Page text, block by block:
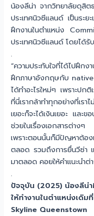
น้องลีน่า จากวิทยาลัยดุสิต
ประเทศนิวซีแลนด์ เป็นระ
ฝึกงานในตำแหน่ง
ประเทศนิวซีแลนด์ โดยได้
.
“ความประทับใจที่ได้ไปฝึ
ฝึกภาษาอังกฤษกับ native
ได้ทำอะไรใหม่ๆ เพราะปก
ที่นี่เรากล้าทำทุกอย่างที่เ
เยอะก็จะได้เงินเยอะ แ
ช่วยในเรื่องเอกสารต่าง
เพราะตอนนั้นก็มีปัญหาต้อ
ตลอด รวมถึงการยื่นวีซ่า
มาตลอด คอยให้คำแนะนำต่
.
ปัจจุบัน (2025) น้องลีน่
ให้ทำงานในตำแหน่งเดิม
Skyline Queenstown